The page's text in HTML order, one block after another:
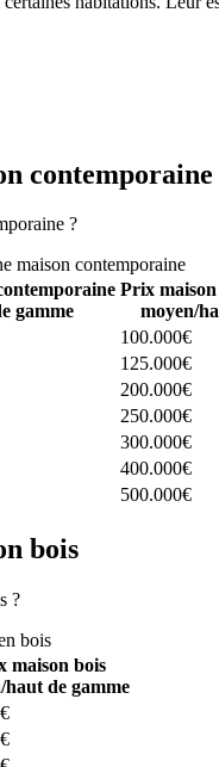
contemporaine
?
maison contemporaine
gamme
Prix
moyen/
100.000€
125.000€
200.000€
250.000€
300.000€
400.000€
500.000€
bois
?
bois
maison bois
haut de gamme